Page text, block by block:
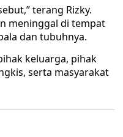
terang Rizky.
meninggal di tempat
dan tubuhnya.
keluarga, pihak
serta masyarakat